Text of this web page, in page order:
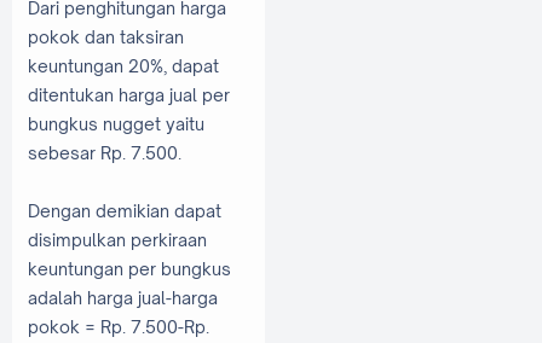
Dari penghitungan harga
pokok dan taksiran
keuntungan 20%, dapat
ditentukan harga jual per
bungkus nugget yaitu
sebesar Rp. 7.500.
Dengan demikian dapat
disimpulkan perkiraan
keuntungan per bungkus
adalah harga jual-harga
pokok = Rp. 7.500-Rp.